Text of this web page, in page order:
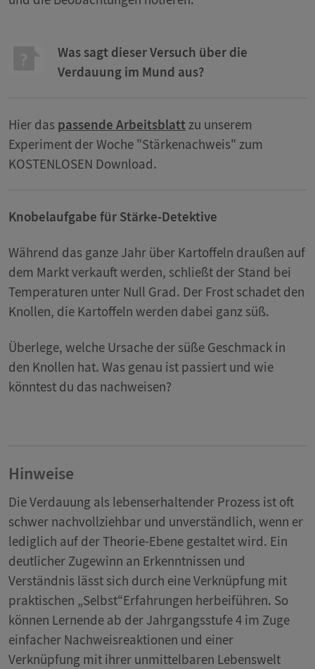
Was sagt dieser Versuch über die
Verdauung im Mund aus?
Hier das passende Arbeitsblattzu unserem
Experiment der Woche "Stärkenachweis" zum
KOSTENLOSEN Download.
Knobelaufgabe für Stärke-Detektive
Während das ganze Jahr über Kartoffeln draußen auf
dem Markt verkauft werden, schließt der Stand bei
Temperaturen unter Null Grad. Der Frost schadet den
Knollen, die Kartoffeln werden dabei ganz süß.
Überlege, welche Ursache der süße Geschmack in
den Knollen hat. Was genau ist passiert und wie
könntest du das nachweisen?
Hinweise
Die Verdauung als lebenserhaltender Prozess ist oft
schwer nachvollziehbar und unverständlich, wenn er
lediglich auf der Theorie-Ebene gestaltet wird. Ein
deutlicher Zugewinn an Erkenntnissen und
Verständnis lässt sich durch eine Verknüpfung mit
praktischen „Selbst“Erfahrungen herbeiführen. So
können Lernende ab der Jahrgangsstufe 4 im Zuge
einfacher Nachweisreaktionen und einer
Verknüpfung mit ihrer unmittelbaren Lebenswelt